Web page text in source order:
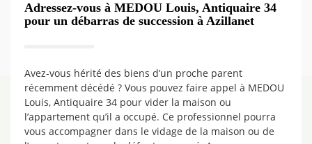
Adressez-vous à MEDOU Louis, Antiquaire 34
pour un débarras de succession à Azillanet
Avez-vous hérité des biens d’un proche parent
récemment décédé ? Vous pouvez faire appel à MEDOU
Louis, Antiquaire 34 pour vider la maison ou
l’appartement qu’il a occupé. Ce professionnel pourra
vous accompagner dans le vidage de la maison ou de